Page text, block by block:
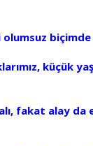
olumsuz
küçük
fakat alay